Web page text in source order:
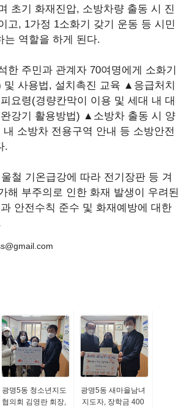
초기 화재진압, 소방차량 출동 시 진
고, 1가정 1소화기 갖기 운동 등 시민
는 역할을 하게 된다.
한 주민과 관계자 70여명에게 소화기
및 사용법, 설치촉진 교육 ▲응급처치
요령(경량칸막이 이용 및 세대 내 대
강기 활용방법) ▲소방차 출동 시 양
소방차 전용구역 안내 등 소방안전
.
철 기온급강에 따라 전기장판 등 겨
해 부주의로 인한 화재 발생이 우려된
안전수칙 준수 및 화재예방에 대한
광명5동 청소년지도
협의회 김영란 회장,
광명5동 새마을남녀
지도자, 장학금 400